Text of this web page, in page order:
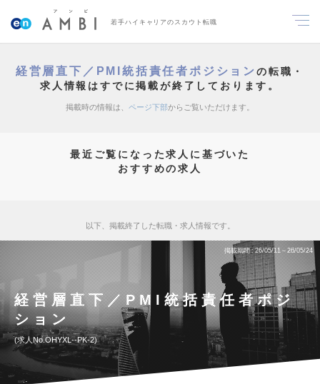
若手ハイキャリアのスカウト転職
経営層直下／PMI統括責任者ポジション の転職・
求人情報はすでに掲載が終了しております。
掲載時の情報は、 ページ下部からご覧いただけます。
最近ご覧になった求人に基づいた
おすすめの求人
以下、掲載終了した転職・求人情報です。
掲載期間 26/05/11～26/05/24
経営層直下／PMI統括責任者ポジ
ション
求人No.OHYXL--PK-2